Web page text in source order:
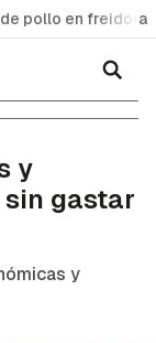
pollo en freidora
y
gastar
y